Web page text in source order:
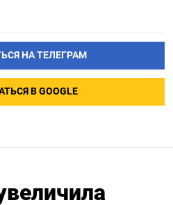
НА ТЕЛЕГРАМ
В GOOGLE